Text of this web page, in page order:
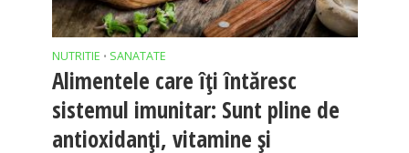
NUTRITIE • SANATATE
Alimentele care îți întăresc
sistemul imunitar: Sunt pline de
antioxidanți, vitamine și